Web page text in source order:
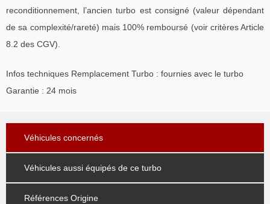
reconditionnement, l’ancien turbo est consigné (valeur dépendant
de sa complexité/rareté) mais 100% remboursé (voir critères Article
8.2 des CGV).
Infos techniques Remplacement Turbo : fournies avec le turbo
Garantie : 24 mois
Véhicules concernés
Véhicules aussi équipés de ce turbo
Références Origine